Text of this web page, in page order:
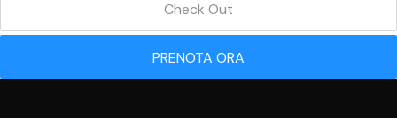
PRENOTA ORA